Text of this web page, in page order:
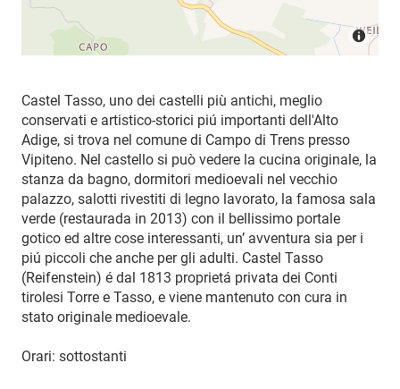
Castel Tasso, uno dei castelli più antichi, meglio
conservati e artistico-storici piú importanti dell'Alto
Adige, si trova nel comune di Campo di Trens presso
Vipiteno. Nel castello si può vedere la cucina originale, la
stanza da bagno, dormitori medioevali nel vecchio
palazzo, salotti rivestiti di legno lavorato, la famosa sala
verde (restaurada in 2013) con il bellissimo portale
gotico ed altre cose interessanti, un’ avventura sia per i
piú piccoli che anche per gli adulti. Castel Tasso
(Reifenstein) é dal 1813 proprietá privata dei Conti
tirolesi Torre e Tasso, e viene mantenuto con cura in
stato originale medioevale.
Orari: sottostanti